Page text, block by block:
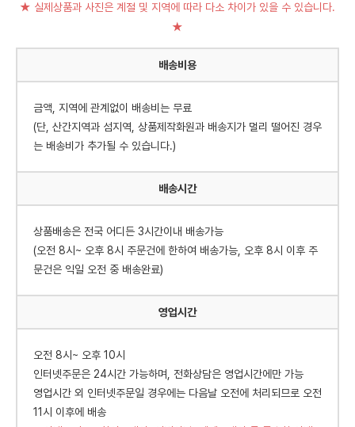
★ 실제상품과 사진은 계절 및 지역에 따라 다소 차이가 있을 수 있습니다.
★
배송비용
금액, 지역에 관계없이 배송비는 무료
(단, 산간지역과 섬지역, 상품제작화원과 배송지가 멀리 떨어진 경우
는 배송비가 추가될 수 있습니다.)
배송시간
상품배송은 전국 어디든 3시간이내 배송가능
(오전 8시~ 오후 8시 주문건에 한하여 배송가능, 오후 8시 이후 주
문건은 익일 오전 중 배송완료)
영업시간
오전 8시~ 오후 10시
인터넷주문은 24시간 가능하며, 전화상담은 영업시간에만 가능
영업시간 외 인터넷주문일 경우에는 다음날 오전에 처리되므로 오전
11시 이후에 배송